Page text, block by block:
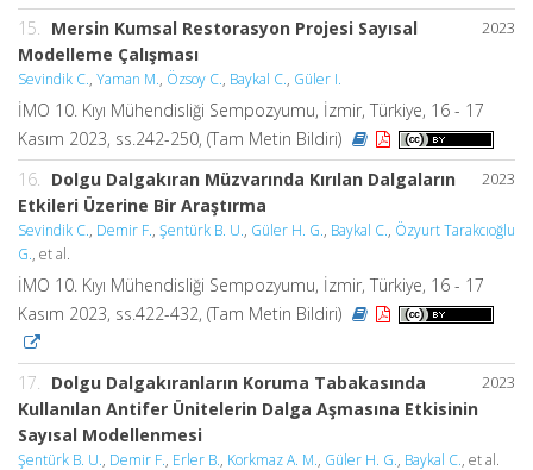
2023
15.
Mersin Kumsal Restorasyon Projesi Sayısal
Modelleme Çalışması
Sevindik C., Yaman M., Özsoy C., Baykal C., Güler I.
İMO 10. Kıyı Mühendisliği Sempozyumu, İzmir, Türkiye, 16 - 17
Kasım 2023, ss.242-250, (Tam Metin Bildiri)
2023
16.
Dolgu Dalgakıran Müzvarında Kırılan Dalgaların
Etkileri Üzerine Bir Araştırma
Sevindik C., Demir F., Şentürk B. U., Güler H. G., Baykal C., Özyurt Tarakcıoğlu
G., et al.
İMO 10. Kıyı Mühendisliği Sempozyumu, İzmir, Türkiye, 16 - 17
Kasım 2023, ss.422-432, (Tam Metin Bildiri)
2023
17.
Dolgu Dalgakıranların Koruma Tabakasında
Kullanılan Antifer Ünitelerin Dalga Aşmasına Etkisinin
Sayısal Modellenmesi
Şentürk B. U., Demir F., Erler B., Korkmaz A. M., Güler H. G., Baykal C., et al.